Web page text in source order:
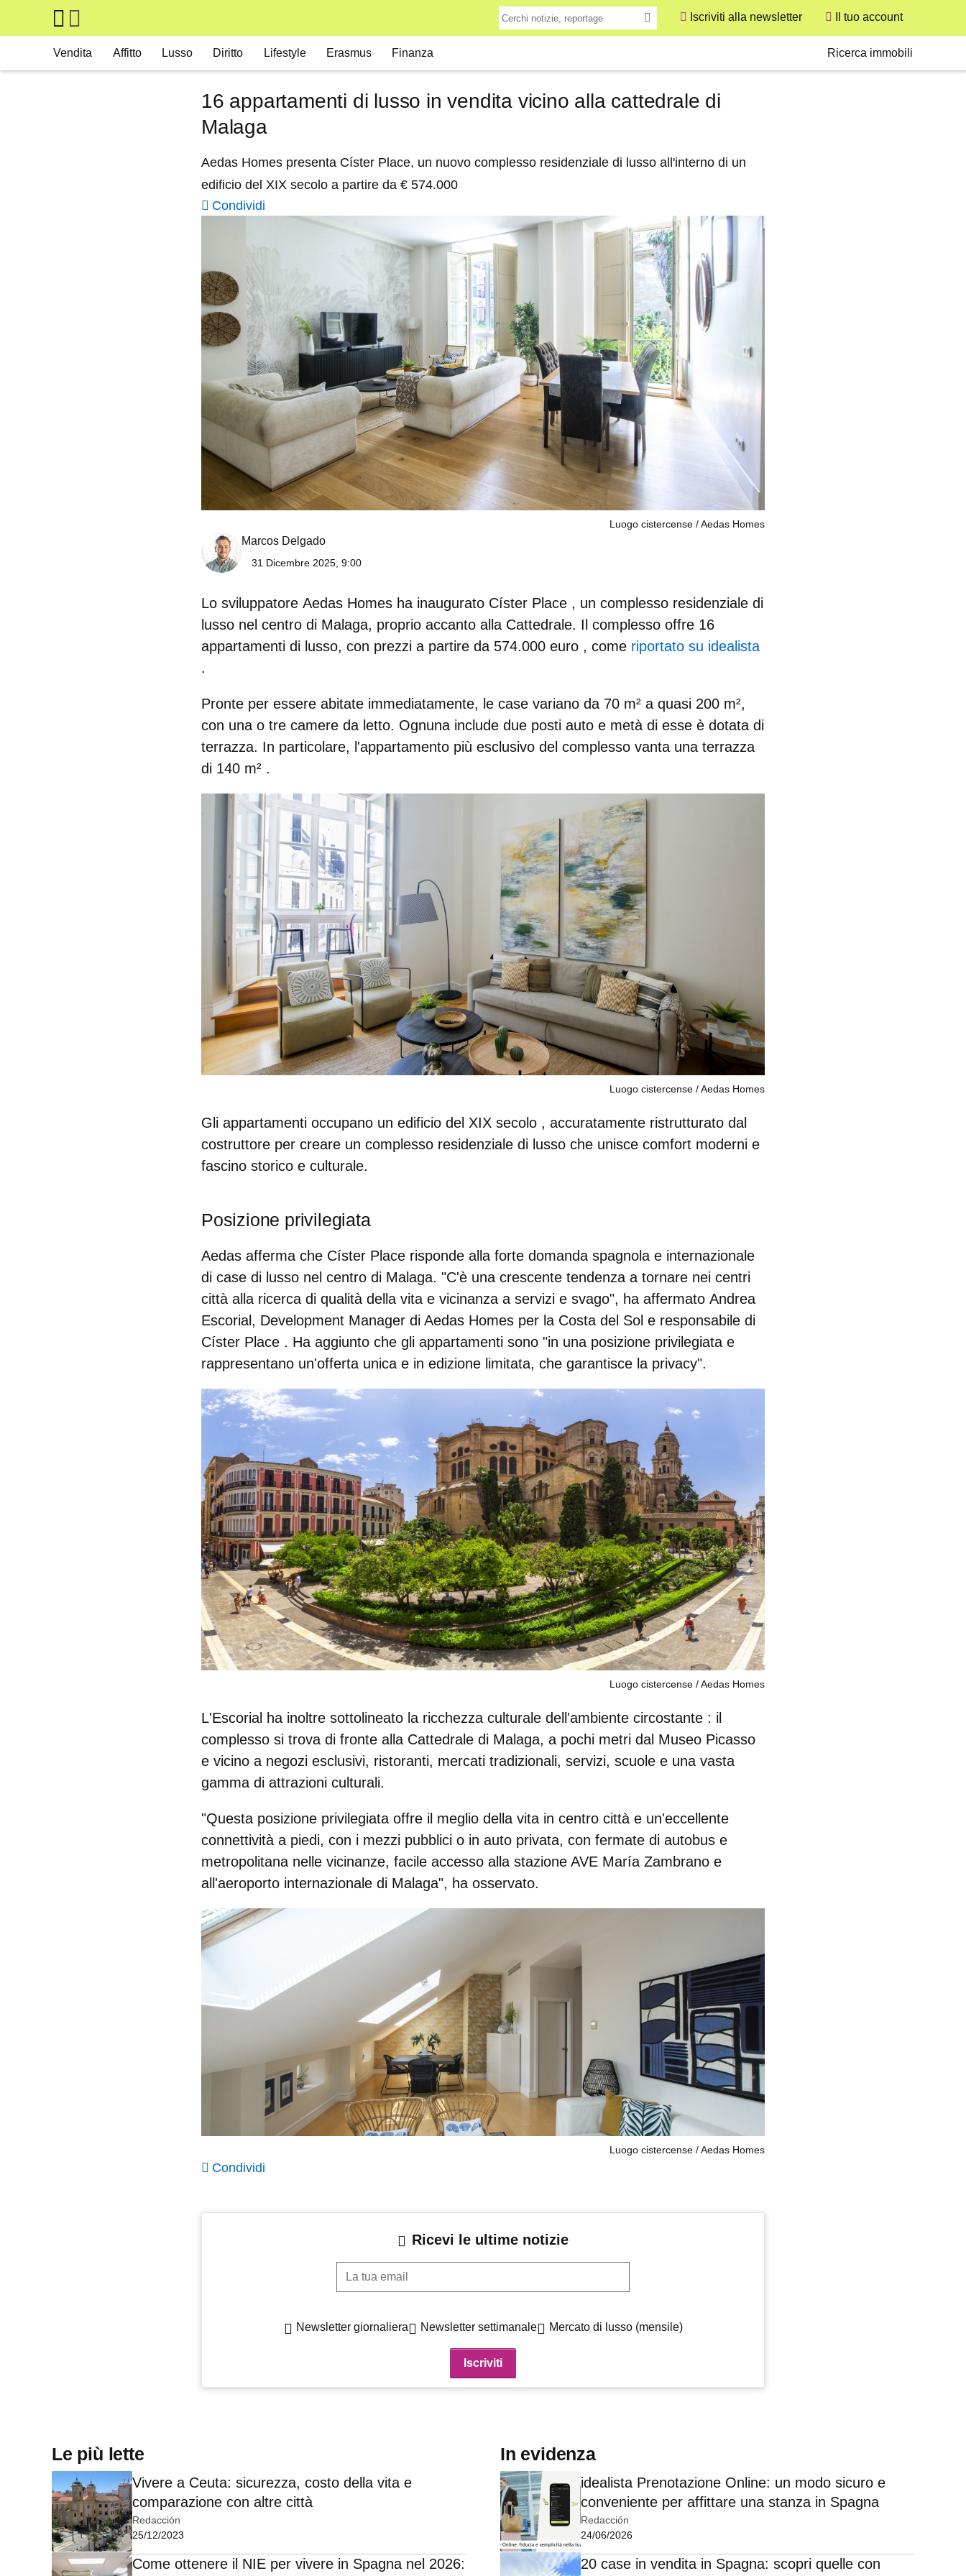
Skip to main content
Iscriviti alla newsletter
User
Il tuo account
Vendita Affitto Lusso Diritto Lifestyle Erasmus Finanza Ricerca immobili
16 appartamenti di lusso in vendita vicino alla cattedrale di
Malaga
Aedas Homes presenta Císter Place, un nuovo complesso residenziale di lusso all'interno di un
edificio del XIX secolo a partire da € 574.000
Condividi
Luogo cistercense Aedas Homes
Marcos Delgado
31 Dicembre 2025, 9:00
Lo sviluppatore Aedas Homes ha inaugurato Císter Place , un complesso residenziale di
lusso nel centro di Malaga, proprio accanto alla Cattedrale. Il complesso offre 16
appartamenti di lusso, con prezzi a partire da 574.000 euro , come riportato su idealista
.
Pronte per essere abitate immediatamente, le case variano da 70 m² a quasi 200 m²,
con una o tre camere da letto. Ognuna include due posti auto e metà di esse è dotata di
terrazza. In particolare, l'appartamento più esclusivo del complesso vanta una terrazza
di 140 m² .
Luogo cistercense Aedas Homes
Gli appartamenti occupano un edificio del XIX secolo , accuratamente ristrutturato dal
costruttore per creare un complesso residenziale di lusso che unisce comfort moderni e
fascino storico e culturale.
Posizione privilegiata
Aedas afferma che Císter Place risponde alla forte domanda spagnola e internazionale
di case di lusso nel centro di Malaga. "C'è una crescente tendenza a tornare nei centri
città alla ricerca di qualità della vita e vicinanza a servizi e svago", ha affermato Andrea
Escorial, Development Manager di Aedas Homes per la Costa del Sol e responsabile di
Císter Place . Ha aggiunto che gli appartamenti sono "in una posizione privilegiata e
rappresentano un'offerta unica e in edizione limitata, che garantisce la privacy".
Luogo cistercense Aedas Homes
L'Escorial ha inoltre sottolineato la ricchezza culturale dell'ambiente circostante : il
complesso si trova di fronte alla Cattedrale di Malaga, a pochi metri dal Museo Picasso
e vicino a negozi esclusivi, ristoranti, mercati tradizionali, servizi, scuole e una vasta
gamma di attrazioni culturali.
"Questa posizione privilegiata offre il meglio della vita in centro città e un'eccellente
connettività a piedi, con i mezzi pubblici o in auto privata, con fermate di autobus e
metropolitana nelle vicinanze, facile accesso alla stazione AVE María Zambrano e
all'aeroporto internazionale di Malaga", ha osservato.
Luogo cistercense Aedas Homes
Condividi
Ricevi le ultime notizie
La tua email
Newsletter giornaliera Newsletter settimanale Mercato di lusso (mensile)
Le più lette
Vivere a Ceuta: sicurezza, costo della vita e
comparazione con altre città
Redacción
25/12/2023
Come ottenere il NIE per vivere in Spagna nel 2026:
In evidenza
idealista Prenotazione Online: un modo sicuro e
conveniente per affittare una stanza in Spagna
Redacción
24/06/2026
20 case in vendita in Spagna: scopri quelle con